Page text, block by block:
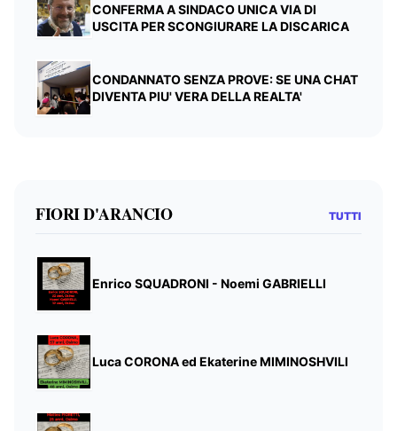
CONFERMA A SINDACO UNICA VIA DI
USCITA PER SCONGIURARE LA DISCARICA
CONDANNATO SENZA PROVE: SE UNA CHAT
DIVENTA PIU' VERA DELLA REALTA'
FIORI D'ARANCIO TUTTI
Enrico SQUADRONI - Noemi GABRIELLI
Luca CORONA ed Ekaterine MIMINOSHVILI